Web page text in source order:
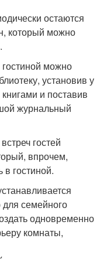
остаются
который можно
можно
установив у
и поставив
журнальный
гостей
впрочем,
в гостиной.
семейного
одновременно
комнаты,